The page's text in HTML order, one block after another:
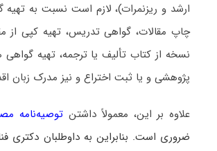
ارشد و ریزنمرات)، لازم است نسبت به
چاپ مقالات، گواهی تدریس، تهیه کپی از
نسخه از کتاب تألیف یا ترجمه، تهیه
پژوهشی و یا ثبت اختراع و نیز مدرک زبان
علاوه بر این، معمولاً داشتنتوصیه‌نامه
ضروری است. بنابراین به داوطلبان دکتری